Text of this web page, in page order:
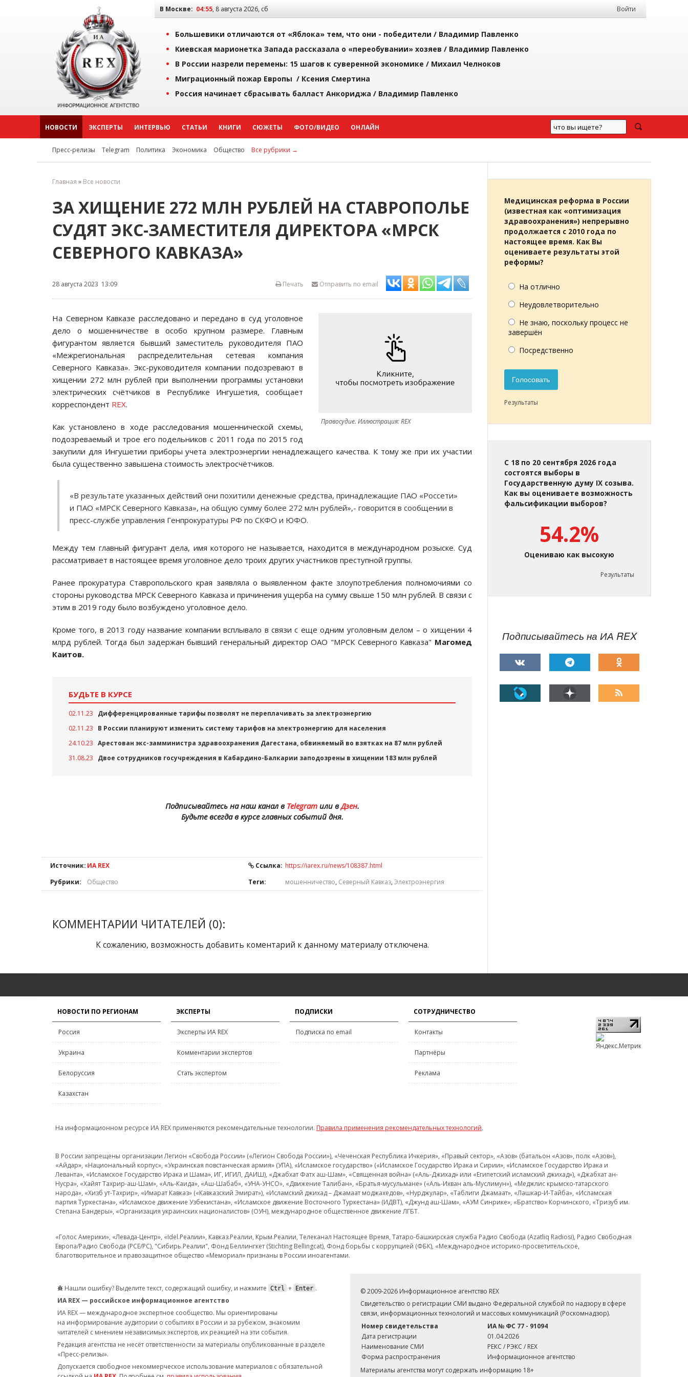
В Москве: 04:55, 8 августа 2026, сб Войти
Большевики отличаются от «Яблока» тем, что они - победители / Владимир Павленко
Киевская марионетка Запада рассказала о «переобувании» хозяев / Владимир Павленко
В России назрели перемены: 15 шагов к суверенной экономике / Михаил Челноков
Миграционный пожар Европы / Ксения Смертина
Россия начинает сбрасывать балласт Анкориджа / Владимир Павленко
НОВОСТИ ЭКСПЕРТЫ ИНТЕРВЬЮ СТАТЬИ КНИГИ СЮЖЕТЫ ФОТО/ВИДЕО ОНЛАЙН
Пресс-релизы Telegram Политика Экономика Общество Все рубрики →
Главная » Все новости
ЗА ХИЩЕНИЕ 272 МЛН РУБЛЕЙ НА СТАВРОПОЛЬЕ
СУДЯТ ЭКС-ЗАМЕСТИТЕЛЯ ДИРЕКТОРА «МРСК
СЕВЕРНОГО КАВКАЗА»
28 августа 2023 13:09 Отправить по email
Печать
Правосудие. Иллюстрация: REX
На Северном Кавказе расследовано и передано в суд уголовное
дело о мошенничестве в особо крупном размере. Главным
фигурантом является бывший заместитель руководителя ПАО
«Межрегиональная распределительная сетевая компания
Северного Кавказа». Экс-руководителя компании подозревают в
хищении 272 млн рублей при выполнении программы установки
электрических счётчиков в Республике Ингушетия, сообщает
корреспондент REX.
Как установлено в ходе расследования мошеннической схемы,
подозреваемый и трое его подельников с 2011 года по 2015 год
закупили для Ингушетии приборы учета электроэнергии ненадлежащего качества. К тому же при их участии
была существенно завышена стоимость электросчётчиков.
«В результате указанных действий они похитили денежные средства, принадлежащие ПАО «Россети»
и ПАО «МРСК Северного Кавказа», на общую сумму более 272 млн рублей»,- говорится в сообщении в
пресс-службе управления Генпрокуратуры РФ по СКФО и ЮФО.
Между тем главный фигурант дела, имя которого не называется, находится в международном розыске. Суд
рассматривает в настоящее время уголовное дело троих других участников преступной группы.
Ранее прокуратура Ставропольского края заявляла о выявленном факте злоупотребления полномочиями со
стороны руководства МРСК Северного Кавказа и причинения ущерба на сумму свыше 150 млн рублей. В связи с
этим в 2019 году было возбуждено уголовное дело.
Кроме того, в 2013 году название компании всплывало в связи с еще одним уголовным делом – о хищении 4
млрд рублей. Тогда был задержан бывший генеральный директор ОАО "МРСК Северного Кавказа" Магомед
Каитов.
БУДЬТЕ В КУРСЕ
02.11.23
Дифференцированные тарифы позволят не переплачивать за электроэнергию
02.11.23
В России планируют изменить систему тарифов на электроэнергию для населения
24.10.23 Арестован экс-замминистра здравоохранения Дагестана, обвиняемый во взятках на 87 млн рублей
31.08.23
Двое сотрудников госучреждения в Кабардино-Балкарии заподозрены в хищении 183 млн рублей
Подписывайтесь на наш канал в Telegramили вДзен.
Будьте всегда в курсе главных событий дня.
Источник: ИА REX Ссылка: https://iarex.ru/news/108387.html
Рубрики:
Общество Теги: мошенничество, Северный Кавказ, Электроэнергия
КОММЕНТАРИИ ЧИТАТЕЛЕЙ (0):
К сожалению, возможность добавить коментарий к данному материалу отключена.
Медицинская реформа в России
(известная как «оптимизация
здравоохранения») непрерывно
продолжается с 2010 года по
настоящее время. Как Вы
оцениваете результаты этой
реформы?
На отлично
Неудовлетворительно
Не знаю, поскольку процесс не
завершён
Посредственно
Голосовать
Результаты
С 18 по 20 сентября 2026 года
состоятся выборы в
Государственную думу IX созыва.
Как вы оцениваете возможность
фальсификации выборов?
54.2%
Оцениваю как высокую
Результаты
Подписывайтесь на ИА REX
НОВОСТИ ПО РЕГИОНАМ
Россия
Украина
Белоруссия
Казахстан
ЭКСПЕРТЫ
Эксперты ИА REX
Комментарии экспертов
Стать экспертом
ПОДПИСКИ
Подписка по email
СОТРУДНИЧЕСТВО
Контакты
Партнёры
Реклама
На информационном ресурсе ИА REX применяются рекомендательные технологии. Правила применения рекомендательных технологий.
В России запрещены организации Легион «Свобода России» («Легион Свобода России»), «Чеченская Республика Ичкерия», «Правый сектор», «Азов» (батальон «Азов», полк «Азов»),
«Айдар», «Национальный корпус», «Украинская повстанческая армия» (УПА), «Исламское государство» («Исламское Государство Ирака и Сирии», «Исламское Государство Ирака и
Леванта», «Исламское Государство Ирака и Шама», ИГ, ИГИЛ, ДАИШ), «Джабхат Фатх аш-Шам», «Священная война» («Аль-Джихад» или «Египетский исламский джихад»), «Джабхат ан-
Нусра», «Хайят Тахрир-аш-Шам», «Аль-Каида», «Аш-Шабаб», «УНА-УНСО», «Движение Талибан», «Братья-мусульмане» («Аль-Ихван аль-Муслимун»), «Меджлис крымско-татарского
народа», «Хизб ут-Тахрир», «Имарат Кавказ» («Кавказский Эмират»), «Исламский джихад – Джамаат моджахедов», «Нурджулар», «Таблиги Джамаат», «Лашкар-И-Тайба», «Исламская
партия Туркестана», «Исламское движение Узбекистана», «Исламское движение Восточного Туркестана» (ИДВТ), «Джунд аш-Шам», «АУМ Синрике», «Братство» Корчинского, «Тризуб им.
Степана Бандеры», «Организация украинских националистов» (ОУН), международное общественное движение ЛГБТ.
«Голос Америки», «Левада-Центр», «Idel.Реалии», Кавказ.Реалии, Крым.Реалии, Телеканал Настоящее Время, Татаро-башкирская служба Радио Свобода (Azatliq Radiosi), Радио Свободная
Европа/Радио Свобода (PCE/PC), "Сибирь.Реалии", Фонд Беллингкет (Stichting Bellingcat), Фонд борьбы с коррупцией (ФБК), «Международное историко-просветительское,
благотворительное и правозащитное общество «Мемориал» признаны в России иноагентами.
Нашли ошибку? Выделите текст, содержащий ошибку, и нажмите Ctrl + Enter .
ИА REX — российское информационное агентство
ИА REX — международное экспертное сообщество. Мы ориентированы
на информирование аудитории о событиях в России и за рубежом, знакомим
читателей с мнением независимых экспертов, их реакцией на эти события.
Редакция агентства не несёт ответственности за материалы опубликованные в разделе
«Пресс-релизы».
Допускается свободное некоммерческое использование материалов с обязательной
© 2009-2026 Информационное агентство REX
Свидетельство о регистрации СМИ выдано Федеральной службой по надзору в сфере
связи, информационных технологий и массовых коммуникаций (Роскомнадзор).
Номер свидетельства
ИА № ФС 77 - 91094
Дата регистрации
01.04.2026
Наименование СМИ
РЕКС / РЭКС / REX
Форма распространения
Информационное агентство
Материалы агентства могут содержать информацию 18+